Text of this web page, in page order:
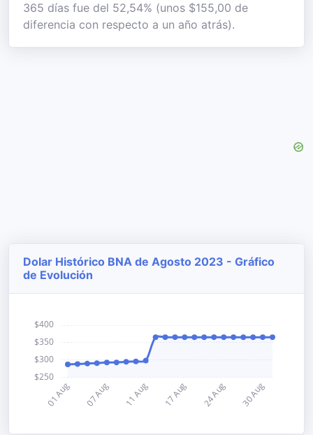
365 días fue del 52,54% (unos $155,00 de
diferencia con respecto a un año atrás).
Dolar Histórico BNA de Agosto 2023 - Gráfico
de Evolución